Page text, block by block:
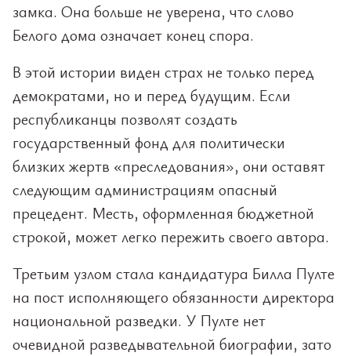
замка. Она больше не уверена, что слово
Белого дома означает конец спора.
В этой истории виден страх не только перед
демократами, но и перед будущим. Если
республиканцы позволят создать
государственный фонд для политически
близких жертв «преследования», они оставят
следующим администрациям опасный
прецедент. Месть, оформленная бюджетной
строкой, может легко пережить своего автора.
Третьим узлом стала кандидатура Билла Пулте
на пост исполняющего обязанности директора
национальной разведки. У Пулте нет
очевидной разведывательной биографии, зато